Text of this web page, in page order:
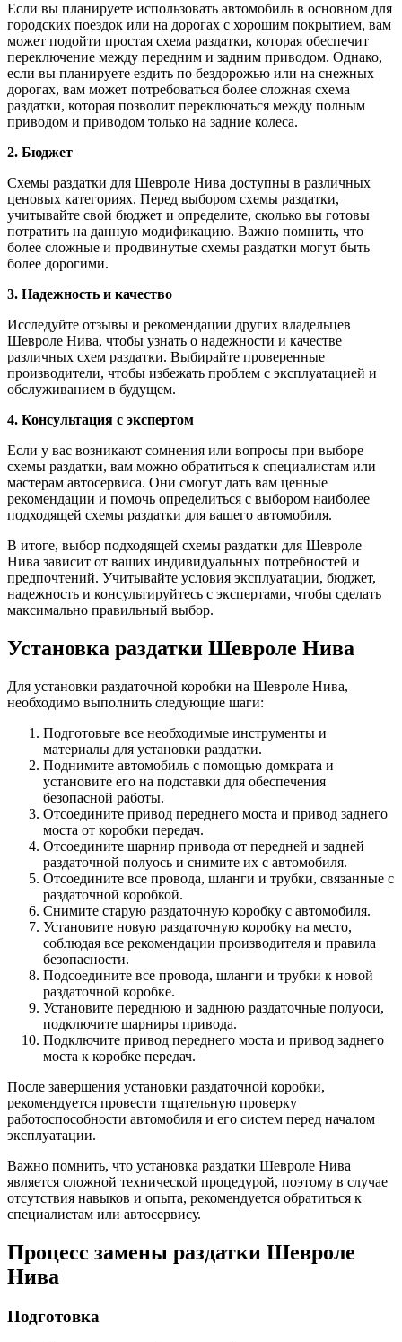
Если вы планируете использовать автомобиль в основном для
городских поездок или на дорогах с хорошим покрытием, вам
может подойти простая схема раздатки, которая обеспечит
переключение между передним и задним приводом. Однако,
если вы планируете ездить по бездорожью или на снежных
дорогах, вам может потребоваться более сложная схема
раздатки, которая позволит переключаться между полным
приводом и приводом только на задние колеса.
2. Бюджет
Схемы раздатки для Шевроле Нива доступны в различных
ценовых категориях. Перед выбором схемы раздатки,
учитывайте свой бюджет и определите, сколько вы готовы
потратить на данную модификацию. Важно помнить, что
более сложные и продвинутые схемы раздатки могут быть
более дорогими.
3. Надежность и качество
Исследуйте отзывы и рекомендации других владельцев
Шевроле Нива, чтобы узнать о надежности и качестве
различных схем раздатки. Выбирайте проверенные
производители, чтобы избежать проблем с эксплуатацией и
обслуживанием в будущем.
4. Консультация с экспертом
Если у вас возникают сомнения или вопросы при выборе
схемы раздатки, вам можно обратиться к специалистам или
мастерам автосервиса. Они смогут дать вам ценные
рекомендации и помочь определиться с выбором наиболее
подходящей схемы раздатки для вашего автомобиля.
В итоге, выбор подходящей схемы раздатки для Шевроле
Нива зависит от ваших индивидуальных потребностей и
предпочтений. Учитывайте условия эксплуатации, бюджет,
надежность и консультируйтесь с экспертами, чтобы сделать
максимально правильный выбор.
Установка раздатки Шевроле Нива
Для установки раздаточной коробки на Шевроле Нива,
необходимо выполнить следующие шаги:
Подготовьте все необходимые инструменты и
материалы для установки раздатки.
Поднимите автомобиль с помощью домкрата и
установите его на подставки для обеспечения
безопасной работы.
Отсоедините привод переднего моста и привод заднего
моста от коробки передач.
Отсоедините шарнир привода от передней и задней
раздаточной полуось и снимите их с автомобиля.
Отсоедините все провода, шланги и трубки, связанные с
раздаточной коробкой.
Снимите старую раздаточную коробку с автомобиля.
Установите новую раздаточную коробку на место,
соблюдая все рекомендации производителя и правила
безопасности.
Подсоедините все провода, шланги и трубки к новой
раздаточной коробке.
Установите переднюю и заднюю раздаточные полуоси,
подключите шарниры привода.
Подключите привод переднего моста и привод заднего
моста к коробке передач.
После завершения установки раздаточной коробки,
рекомендуется провести тщательную проверку
работоспособности автомобиля и его систем перед началом
эксплуатации.
Важно помнить, что установка раздатки Шевроле Нива
является сложной технической процедурой, поэтому в случае
отсутствия навыков и опыта, рекомендуется обратиться к
специалистам или автосервису.
Процесс замены раздатки Шевроле
Нива
Подготовка